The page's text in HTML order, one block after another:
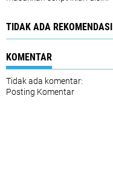
TIDAK ADA REKOMENDASI
KOMENTAR
Tidak ada komentar:
Posting Komentar